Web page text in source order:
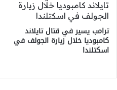
ترامب يسير في قتال تايلاند
كامبوديا خلال زيارة الجولف في
اسكتلندا